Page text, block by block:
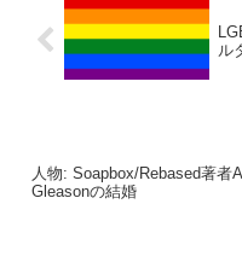
ル
人物: Soapbox/Rebased著者
Gleasonの結婚